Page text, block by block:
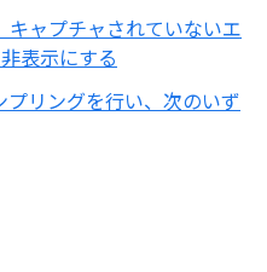
ャプチャされていないエ
表示にする
リングを行い、次のいず